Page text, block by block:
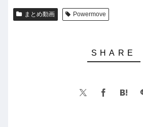
まとめ動画 Powermove